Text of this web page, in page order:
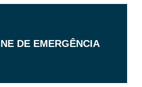
DE EMERGÊNCIA